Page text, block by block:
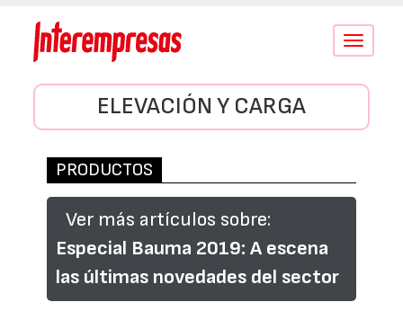
Conmutar
ELEVACIÓN Y CARGA
PRODUCTOS
Ver más artículos sobre:
Especial Bauma 2019: A escena
las últimas novedades del sector